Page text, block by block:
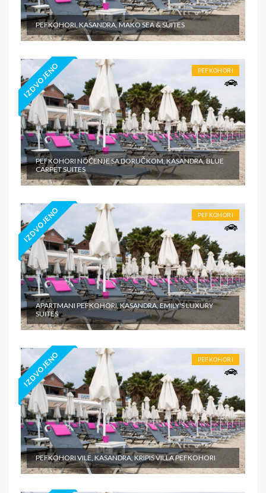
PEFKOHORI, KASANDRA, MAKO SEA & SUITES
IZDVOJENO PEFKOHORI
PEFKOHORI NOĆENJE SA DORUČKOM, KASANDRA, BLUE
CARPET SUITES
IZDVOJENO PEFKOHORI
APARTMANI PEFKOHORI, KASANDRA, EMILY'S LUXURY
SUITES
IZDVOJENO PEFKOHORI
PEFKOHORI VILE, KASANDRA, KRIPIS VILLA PEFKOHORI